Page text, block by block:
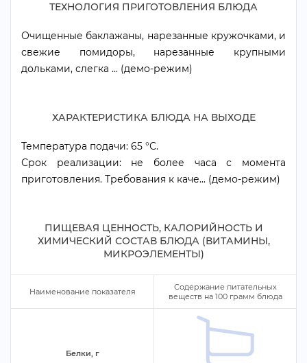
ТЕХНОЛОГИЯ ПРИГОТОВЛЕНИЯ БЛЮДА
Очищенные баклажаны, нарезанные кружочками, и
свежие помидоры, нарезанные крупными
дольками, слегка ... (демо-режим)
ХАРАКТЕРИСТИКА БЛЮДА НА ВЫХОДЕ
Температура подачи: 65 °С.
Срок реализации: не более часа с момента
приготовления. Требования к каче... (демо-режим)
ПИЩЕВАЯ ЦЕННОСТЬ, КАЛОРИЙНОСТЬ И
ХИМИЧЕСКИЙ СОСТАВ БЛЮДА (ВИТАМИНЫ,
МИКРОЭЛЕМЕНТЫ)
Наименование показателя
Содержание питательных
еществ на 100рамм блюда
Белки,